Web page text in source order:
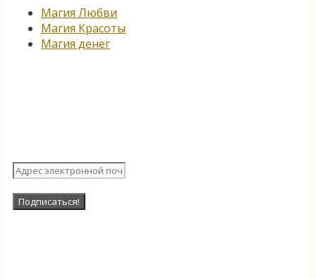
Магия Любви
Магия Красоты
Магия денег